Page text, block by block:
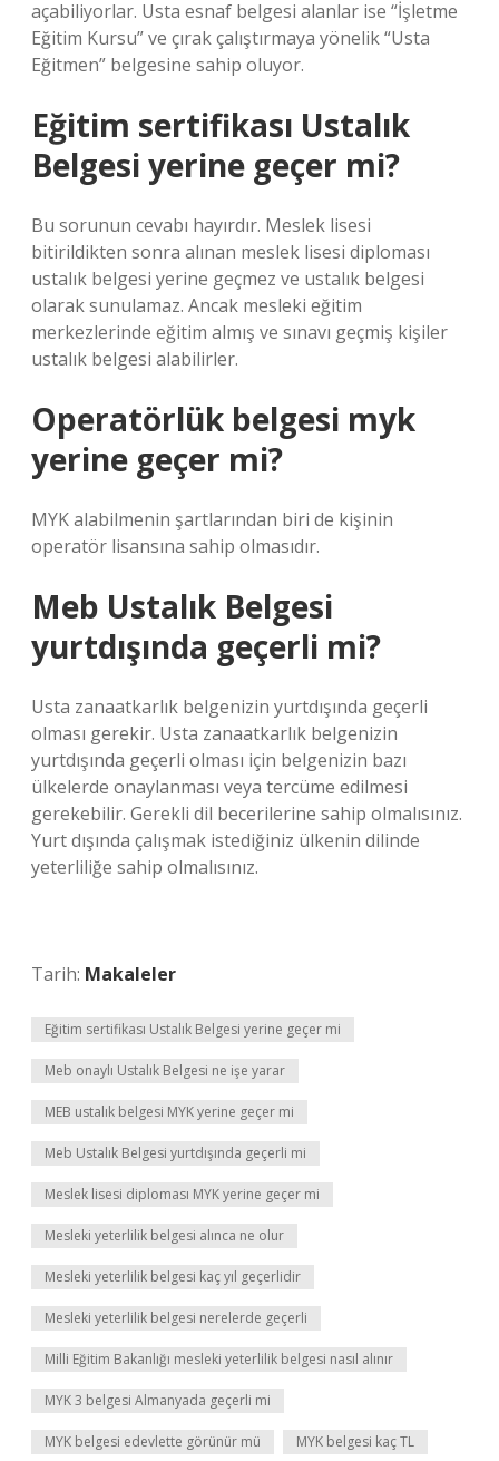
açabiliyorlar. Usta esnaf belgesi alanlar ise “İşletme
Eğitim Kursu” ve çırak çalıştırmaya yönelik “Usta
Eğitmen” belgesine sahip oluyor.
Eğitim sertifikası Ustalık
Belgesi yerine geçer mi?
Bu sorunun cevabı hayırdır. Meslek lisesi
bitirildikten sonra alınan meslek lisesi diploması
ustalık belgesi yerine geçmez ve ustalık belgesi
olarak sunulamaz. Ancak mesleki eğitim
merkezlerinde eğitim almış ve sınavı geçmiş kişiler
ustalık belgesi alabilirler.
Operatörlük belgesi myk
yerine geçer mi?
MYK alabilmenin şartlarından biri de kişinin
operatör lisansına sahip olmasıdır.
Meb Ustalık Belgesi
yurtdışında geçerli mi?
Usta zanaatkarlık belgenizin yurtdışında geçerli
olması gerekir. Usta zanaatkarlık belgenizin
yurtdışında geçerli olması için belgenizin bazı
ülkelerde onaylanması veya tercüme edilmesi
gerekebilir. Gerekli dil becerilerine sahip olmalısınız.
Yurt dışında çalışmak istediğiniz ülkenin dilinde
yeterliliğe sahip olmalısınız.
Tarih: Makaleler
Eğitim sertifikası Ustalık Belgesi yerine geçer mi
Meb onaylı Ustalık Belgesi ne işe yarar
MEB ustalık belgesi MYK yerine geçer mi
Meb Ustalık Belgesi yurtdışında geçerli mi
Meslek lisesi diploması MYK yerine geçer mi
Mesleki yeterlilik belgesi alınca ne olur
Mesleki yeterlilik belgesi kaç yıl geçerlidir
Mesleki yeterlilik belgesi nerelerde geçerli
Milli Eğitim Bakanlığı mesleki yeterlilik belgesi nasıl alınır
MYK 3 belgesi Almanyada geçerli mi
MYK belgesi edevlette görünür mü MYK belgesi kaç TL